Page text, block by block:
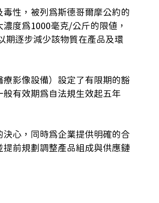
性，被列為斯德哥爾摩公約的
度為1000毫克/公斤的限值，
期逐步減少該物質在產品及環
影像設備）設定了有限期的豁
有效期為自法規生效起五年
心，同時為企業提供明確的合
前規劃調整產品組成與供應鏈